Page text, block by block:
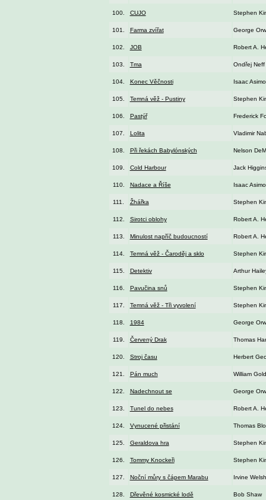
100. CUJO Stephen
101. Farma zvířat George
102. JOB Robert A.
103. Tma Ondřej Neff
104. Konec Věčnosti Isaac
105. Temná věž - Pustiny Stephen
106. Pastýř Frederick
107. Lolita Vladimir
108. Při řekách Babylónských Nelson
109. Cold Harbour Jack
110. Nadace a Říše Isaac
111. Žhářka Stephen
112. Sirotci oblohy Robert A.
113. Minulost napříč budoucností Robert A.
114. Temná věž - Čaroděj a sklo Stephen
115. Detektiv Arthur
116. Pavučina snů Stephen
117. Temná věž - Tři vyvolení Stephen
118. 1984 George
119. Červený Drak Thomas
120. Stroj času Herbert
121. Pán much William
122. Nadechnout se George
123. Tunel do nebes Robert A.
124. Vynucené přistání Thomas
125. Geraldova hra Stephen
126. Tommy Knockeři Stephen
127. Noční můry s čápem Marabu Irvine Welsh
128. Dřevěné kosmické lodě Bob Shaw